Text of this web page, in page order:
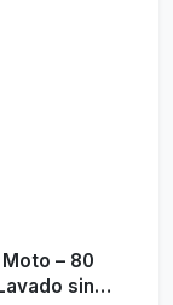
– 80
sin